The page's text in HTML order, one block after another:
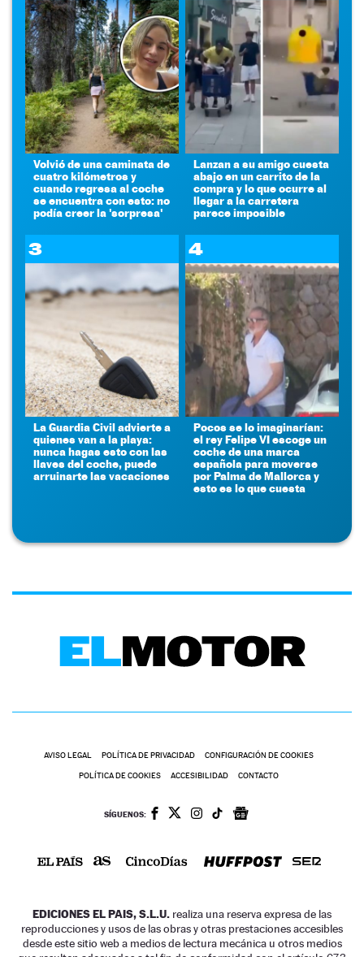
Volvió de una caminata de
cuatro kilómetros y
cuando regresa al coche
se encuentra con esto: no
podía creer la 'sorpresa'
Lanzan a su amigo cuesta
abajo en un carrito de la
compra y lo que ocurre al
llegar a la carretera
parece imposible
3
La Guardia Civil advierte a
quienes van a la playa:
nunca hagas esto con las
llaves del coche, puede
arruinarte las vacaciones
4
Pocos se lo imaginarían:
el rey Felipe VI escoge un
coche de una marca
española para moverse
por Palma de Mallorca y
esto es lo que cuesta
AVISO LEGAL POLÍTICA DE PRIVACIDAD CONFIGURACIÓN DE COOKIES
POLÍTICA DE COOKIES ACCESIBILIDAD CONTACTO
SÍGUENOS:
EDICIONES EL PAIS, S.L.U. realiza una reserva expresa de las
reproducciones y usos de las obras y otras prestaciones accesibles
desde este sitio web a medios de lectura mecánica u otros medios